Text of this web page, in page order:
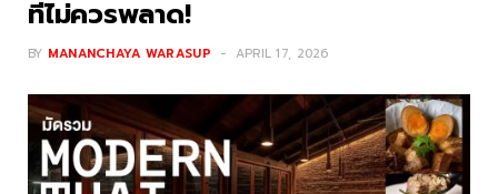
ที่ไม่ควรพลาด!
BY MANANCHAYA WARASUP APRIL 17, 2026